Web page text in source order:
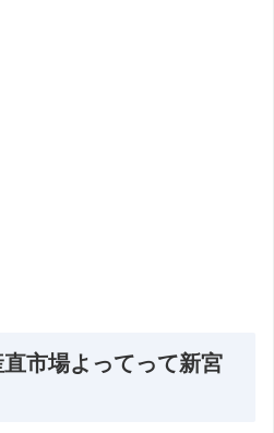
市場よってって新宮